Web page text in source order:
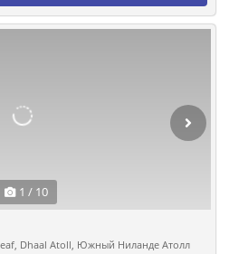
1 / 10
Dhaal Atoll, Южный Ниланде Атолл